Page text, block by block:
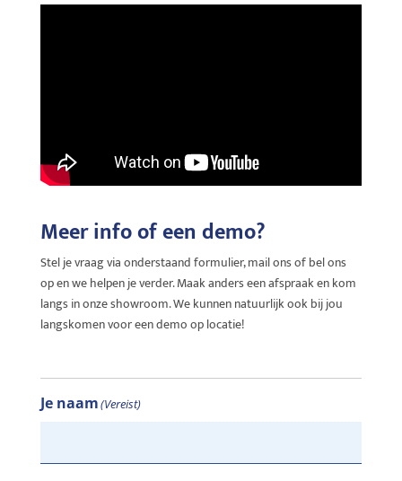
Meer info of een demo?
Stel je vraag via onderstaand formulier, mail ons of bel ons
op en we helpen je verder. Maak anders een afspraak en kom
langs in onze showroom. We kunnen natuurlijk ook bij jou
langskomen voor een demo op locatie!
Je naam(Vereist)